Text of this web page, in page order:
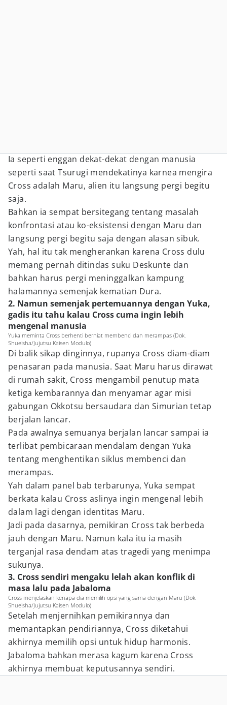
Ia seperti enggan dekat-dekat dengan manusia
seperti saat Tsurugi mendekatinya karnea mengira
Cross adalah Maru, alien itu langsung pergi begitu
saja.
Bahkan ia sempat bersitegang tentang masalah
konfrontasi atau ko-eksistensi dengan Maru dan
langsung pergi begitu saja dengan alasan sibuk.
Yah, hal itu tak mengherankan karena Cross dulu
memang pernah ditindas suku Deskunte dan
bahkan harus pergi meninggalkan kampung
halamannya semenjak kematian Dura.
2. Namun semenjak pertemuannya dengan Yuka,
gadis itu tahu kalau Cross cuma ingin lebih
mengenal manusia
Yuka meminta Cross berhenti berniat membenci dan merampas (Dok.
Shueisha/Jujutsu Kaisen Modulo)
Di balik sikap dinginnya, rupanya Cross diam-diam
penasaran pada manusia. Saat Maru harus dirawat
di rumah sakit, Cross mengambil penutup mata
ketiga kembarannya dan menyamar agar misi
gabungan Okkotsu bersaudara dan Simurian tetap
berjalan lancar.
Pada awalnya semuanya berjalan lancar sampai ia
terlibat pembicaraan mendalam dengan Yuka
tentang menghentikan siklus membenci dan
merampas.
Yah dalam panel bab terbarunya, Yuka sempat
berkata kalau Cross aslinya ingin mengenal lebih
dalam lagi dengan identitas Maru.
Jadi pada dasarnya, pemikiran Cross tak berbeda
jauh dengan Maru. Namun kala itu ia masih
terganjal rasa dendam atas tragedi yang menimpa
sukunya.
3. Cross sendiri mengaku lelah akan konflik di
masa lalu pada Jabaloma
Cross menjelaskan kenapa dia memilih opsi yang sama dengan Maru (Dok.
Shueisha/Jujutsu Kaisen Modulo)
Setelah menjernihkan pemikirannya dan
memantapkan pendiriannya, Cross diketahui
akhirnya memilih opsi untuk hidup harmonis.
Jabaloma bahkan merasa kagum karena Cross
akhirnya membuat keputusannya sendiri.